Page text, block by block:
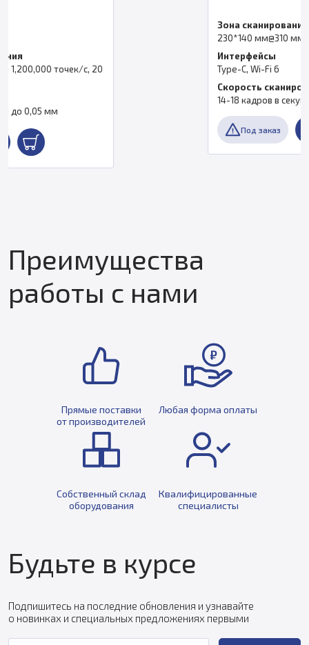
Скорость сканирования
Преимущества
работы с нами
Прямые поставки
от производителей
Любая форма оплаты
Собственный склад
оборудования
Квалифицированные
специалисты
Будьте в курсе
Подпишитесь на последние обновления и узнавайте
о новинках и специальных предложениях первыми